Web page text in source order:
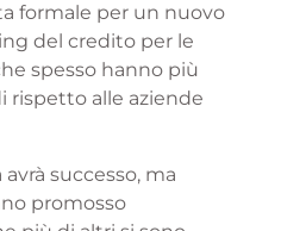
formale per un nuovo
del credito per le
spesso hanno più
rispetto alle aziende
successo, ma
promosso